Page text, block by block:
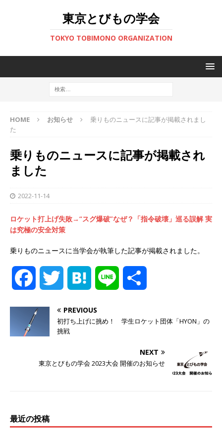
東京とびもの学会
TOKYO TOBIMONO ORGANIZATION
HOME お知らせ
乗りものニュースに記事が掲載されまし
た
乗りものニュースに記事が掲載され
ました
2022-11-14
ロケット打上げ失敗→“スグ爆破”なぜ？「指令破壊」巡る誤解 実
は究極の安全対策
乗りものニュースに当学会が執筆した記事が掲載されました。
o
i t n
PREVIOUS
初打ち上げに挑め！ 学生ロケット団体「HYON」の
挑戦
NEXT
東京とびもの学会 2023大会 開催のお知らせ
最近の投稿